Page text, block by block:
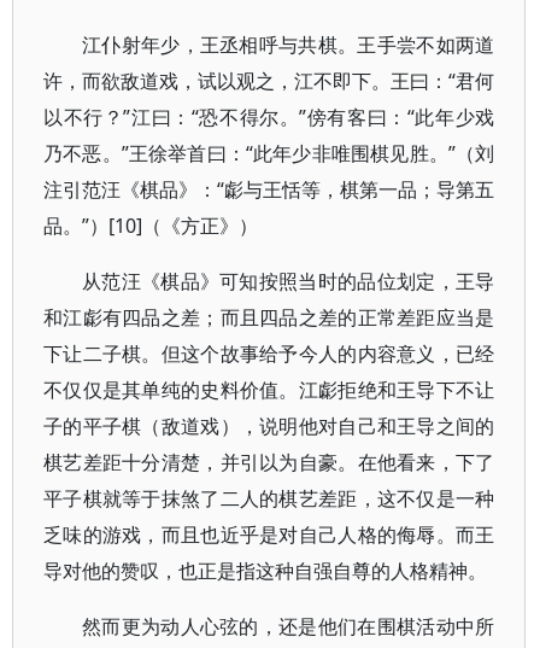
江仆射年少，王丞相呼与共棋。王手尝不如两道
许，而欲敌道戏，试以观之，江不即下。王曰：“君何
以不行？”江曰：“恐不得尔。”傍有客曰：“此年少戏
乃不恶。”王徐举首曰：“此年少非唯围棋见胜。”（刘
注引范汪《棋品》：“虨与王恬等，棋第一品；导第五
品。”）[10]（《方正》）
从范汪《棋品》可知按照当时的品位划定，王导
和江虨有四品之差；而且四品之差的正常差距应当是
下让二子棋。但这个故事给予今人的内容意义，已经
不仅仅是其单纯的史料价值。江虨拒绝和王导下不让
子的平子棋（敌道戏），说明他对自己和王导之间的
棋艺差距十分清楚，并引以为自豪。在他看来，下了
平子棋就等于抹煞了二人的棋艺差距，这不仅是一种
乏味的游戏，而且也近乎是对自己人格的侮辱。而王
导对他的赞叹，也正是指这种自强自尊的人格精神。
然而更为动人心弦的，还是他们在围棋活动中所